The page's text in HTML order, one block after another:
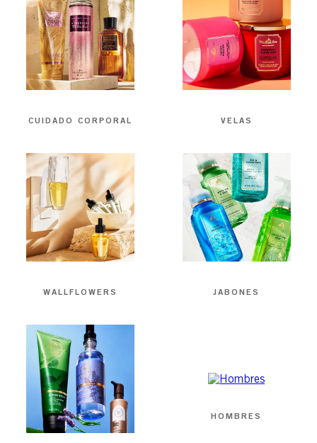
CUIDADO CORPORAL VELAS
WALLFLOWERS JABONES
HOMBRES